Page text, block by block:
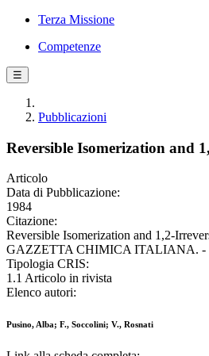
Terza Missione
Competenze
☰
Pubblicazioni
Reversible Isomerization and
Articolo
Data di Pubblicazione:
1984
Citazione:
Reversible Isomerization and 1,2-
GAZZETTA CHIMICA ITALIANA. -
Tipologia CRIS:
1.1 Articolo in rivista
Elenco autori:
Pusino, Alba; F., Soccolini; V., Rosnati